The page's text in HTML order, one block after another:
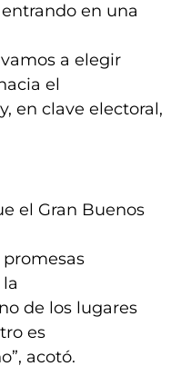
en una
a elegir
el
en clave electoral,
el Gran Buenos
promesas
de los lugares
es
acotó.